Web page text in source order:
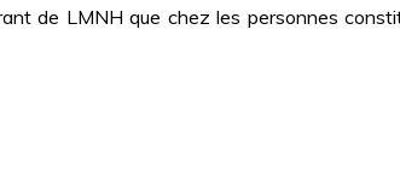
de LMNH que chez les personnes